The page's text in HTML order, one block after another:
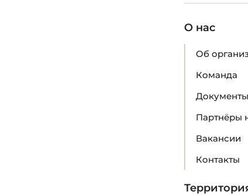
О нас
Об
Команда
Документы
Партнёры
Вакансии
Контакты